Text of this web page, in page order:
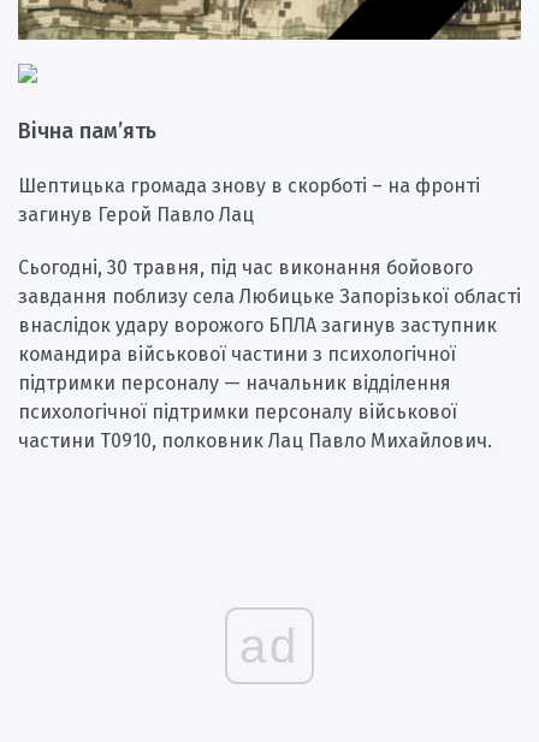
Вічна пам’ять
Шептицька громада знову в скорботі – на фронті
загинув Герой Павло Лац
Сьогодні, 30 травня, під час виконання бойового
завдання поблизу села Любицьке Запорізької області
внаслідок удару ворожого БПЛА загинув заступник
командира військової частини з психологічної
підтримки персоналу — начальник відділення
психологічної підтримки персоналу військової
частини Т0910, полковник Лац Павло Михайлович.
ad